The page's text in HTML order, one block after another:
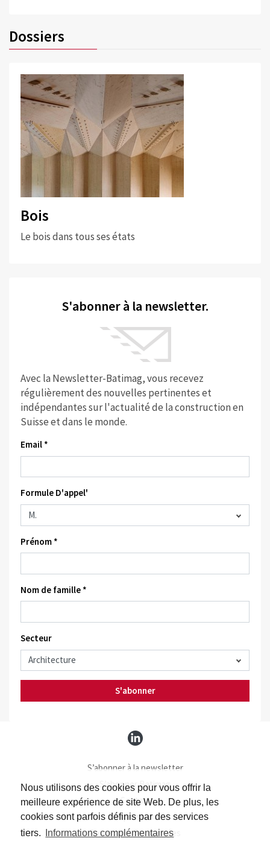
Nous utilisons des cookies pour vous offrir la
meilleure expérience de site Web. De plus, les
cookies sont parfois définis par des services
tiers.
Informations complémentaires
Dossiers
Bois
Le bois dans tous ses états
S'abonner à la newsletter.
Avec la Newsletter-Batimag, vous recevez
régulièrement des nouvelles pertinentes et
indépendantes sur l'actualité de la construction en
Suisse et dans le monde.
Email *
Formule D'appel'
Prénom *
Nom de famille *
Secteur
S'abonner
S’abonner à la newsletter
S’abonner Batimag
Contact
Impressum
Protection des données